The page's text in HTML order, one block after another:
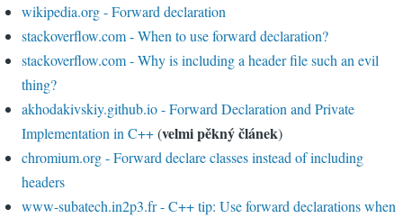
wikipedia.org - Forward declaration
stackoverflow.com - When to use forward declaration?
stackoverflow.com - Why is including a header file such an evil
thing?
akhodakivskiy.github.io - Forward Declaration and Private
Implementation in C++(velmi pěkný článek)
chromium.org - Forward declare classes instead of including
headers
www-subatech.in2p3.fr - C++ tip: Use forward declarations when